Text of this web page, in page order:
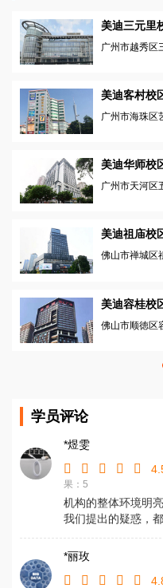
美迪三元里
广州市越秀区
美迪客村校
广州市海珠区
美迪华师校
广州市天河区
美迪祖庙校
佛山市禅城区
美迪容桂校
佛山市顺徳区
学员评论
*煜雯
果：5
机构的整体环境明
我们提出的疑惑，
*丽玫